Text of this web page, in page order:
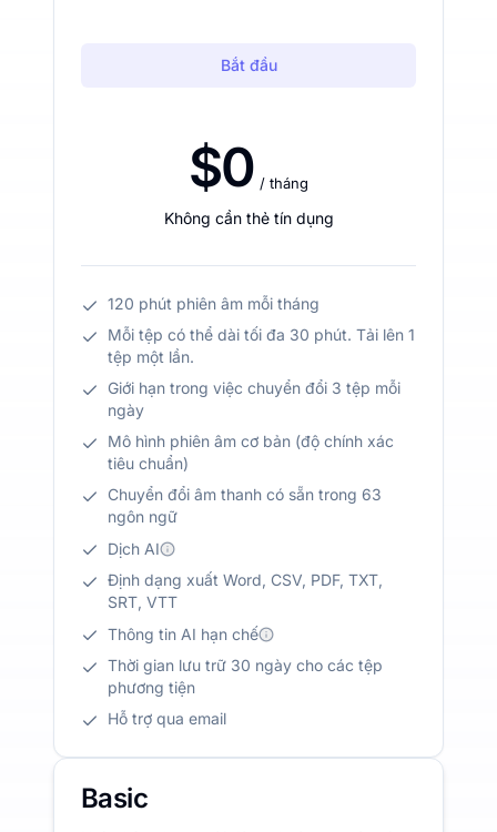
Bắt đầu
$0 / tháng
Không cần thẻ tín dụng
120 phút phiên âm mỗi tháng
Mỗi tệp có thể dài tối đa 30 phút. Tải lên 1
tệp một lần.
Giới hạn trong việc chuyển đổi 3 tệp mỗi
ngày
Mô hình phiên âm cơ bản (độ chính xác
tiêu chuẩn)
Chuyển đổi âm thanh có sẵn trong 63
ngôn ngữ
Dịch AI
Định dạng xuất Word, CSV, PDF, TXT,
SRT, VTT
Thông tin AI hạn chế
Thời gian lưu trữ 30 ngày cho các tệp
phương tiện
Hỗ trợ qua email
Basic